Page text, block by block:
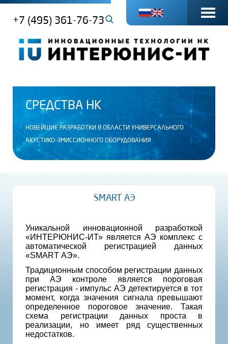
+7 (495) 361-76-73
СРЕДСТВА НК
НОВЕЙШИЕ РАЗРАБОТКИ В ОБЛАСТИ УНИВЕРСАЛЬНОГО
АКУСТИКО-ЭМИССИОННОГО ОБОРУДОВАНИЯ
SMART АЭ
Уникальной инновационной разработкой
«ИНТЕРЮНИС-ИТ» является АЭ комплекс с
автоматической регистрацией данных
«SMART АЭ».
Традиционным способом регистрации данных
при АЭ контроле является пороговая
регистрация - импульс АЭ детектируется в тот
момент, когда значения сигнала превышают
определенное пороговое значение. Такая
схема регистрации данных проста в
реализации, но имеет ряд существенных
недостатков.